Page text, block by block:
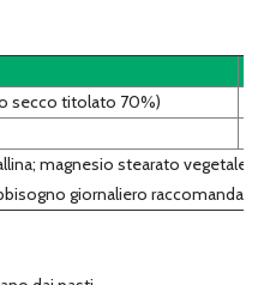
secco titolato 70%)
magnesio stearato
giornaliero